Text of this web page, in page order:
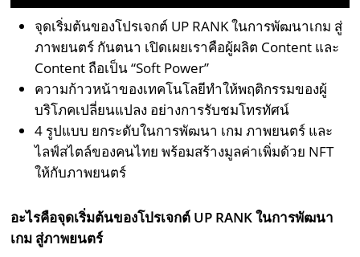
จุดเริ่มต้นของโปรเจกต์ UP RANK ในการพัฒนาเกม สู่
ภาพยนตร์ กันตนา เปิดเผยเราคือผู้ผลิต Content และ
Content ถือเป็น “Soft Power”
ความก้าวหน้าของเทคโนโลยีทำให้พฤติกรรมของผู้
บริโภคเปลี่ยนแปลง อย่างการรับชมโทรทัศน์
4 รูปแบบ ยกระดับในการพัฒนา เกม ภาพยนตร์ และ
ไลฟ์สไตล์ของคนไทย พร้อมสร้างมูลค่าเพิ่มด้วย NFT
ให้กับภาพยนตร์
อะไรคือจุดเริ่มต้นของโปรเจกต์ UP RANKในการพัฒนา
เกม สู่ภาพยนตร์